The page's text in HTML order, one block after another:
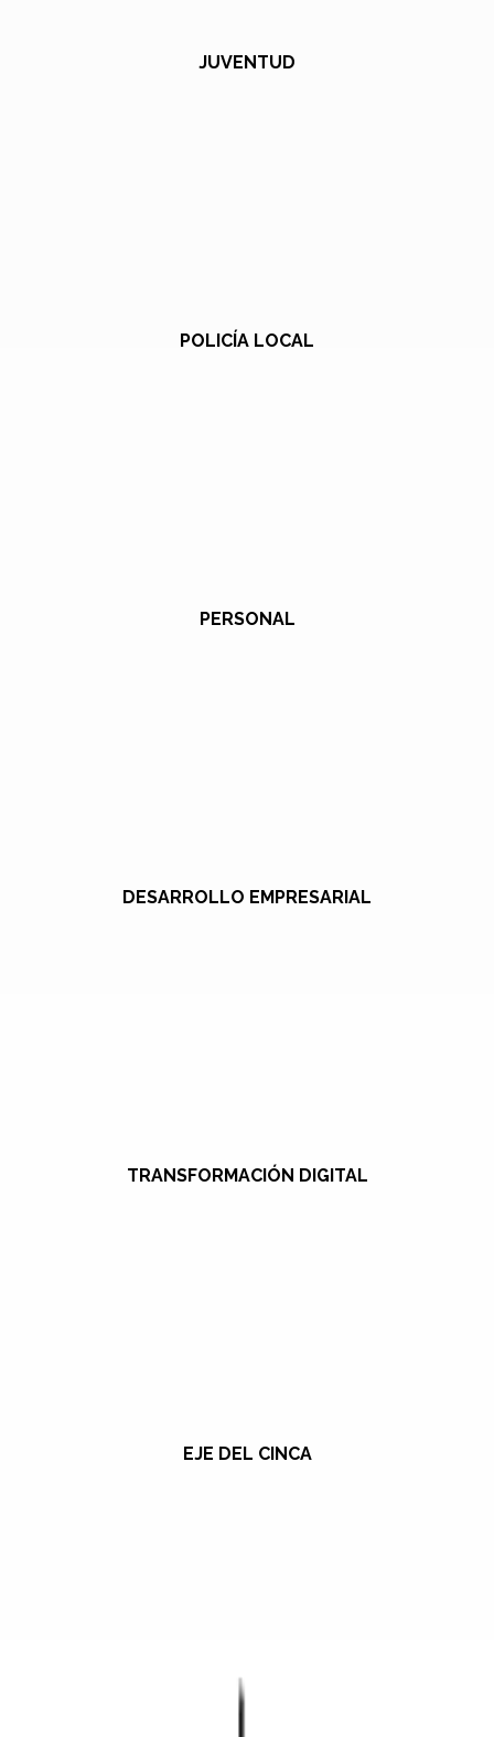
JUVENTUD
POLICÍA LOCAL
PERSONAL
DESARROLLO EMPRESARIAL
TRANSFORMACIÓN DIGITAL
EJE DEL CINCA